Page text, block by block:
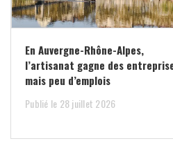
l’artisanat gagne des entreprises
mais peu d’emplois
Publié le 28 juillet 2026